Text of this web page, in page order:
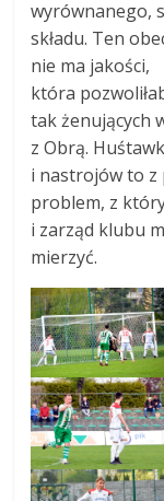
wyrównanego,
składu. Ten
nie ma jakości,
która
tak żenujących
z Obrą.
i nastrojów to z
problem, z
i zarząd klubu
mierzyć.